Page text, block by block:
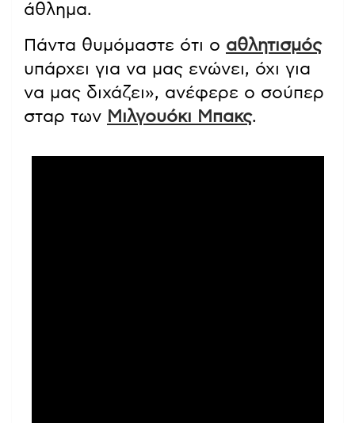
άθλημα.
Πάντα θυμόμαστε ότι ο αθλητισμός
υπάρχει για να μας ενώνει, όχι για
να μας διχάζει», ανέφερε ο σούπερ
σταρ των Μιλγουόκι Μπακς.